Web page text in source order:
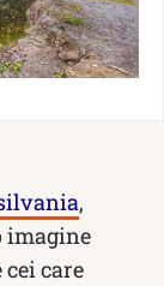
,
imagine
care